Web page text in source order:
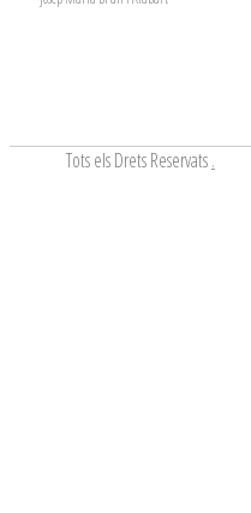
Tots els Drets Reservats.